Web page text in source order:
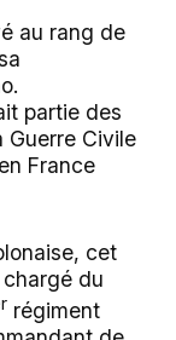
au rang de
partie des
Guerre Civile
France
cet
du
régiment